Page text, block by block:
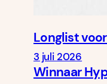
Longlist
3 juli 2026
Winnaar